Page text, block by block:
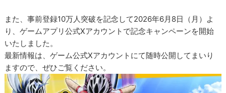
また、事前登録10万人突破を記念して2026年6月8日（月）よ
り、ゲームアプリ公式Xアカウントで記念キャンペーンを開始
いたしました。
最新情報は、ゲーム公式Xアカウントにて随時公開してまいり
ますので、ぜひご覧ください。